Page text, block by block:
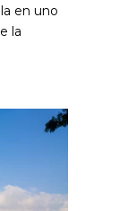
en uno
la